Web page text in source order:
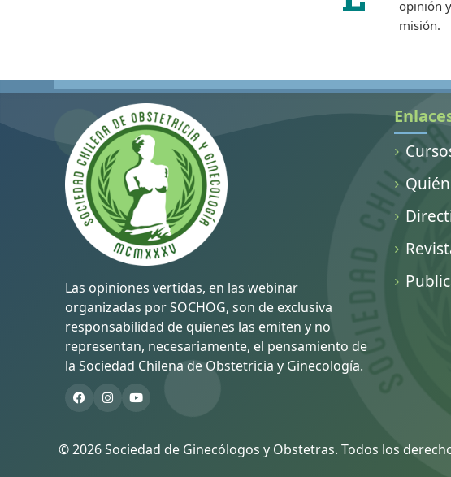
opinión
misión.
Las opiniones vertidas, en las webinar
organizadas por SOCHOG, son de exclusiva
responsabilidad de quienes las emiten y no
representan, necesariamente, el pensamiento de
la Sociedad Chilena de Obstetricia y Ginecología.
© 2026 Sociedad de Ginecólogos y Obstetras. Todos los